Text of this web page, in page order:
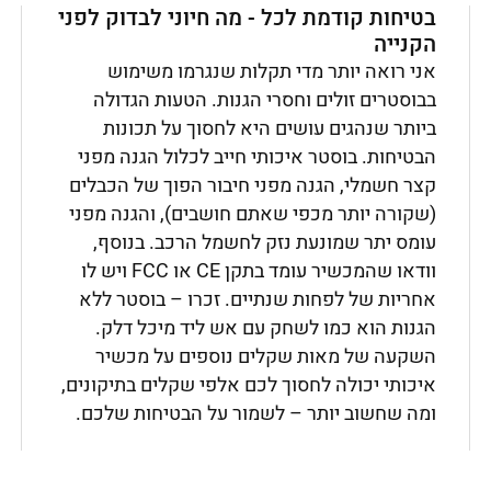
בטיחות קודמת לכל - מה חיוני לבדוק לפני
הקנייה
אני רואה יותר מדי תקלות שנגרמו משימוש
בבוסטרים זולים וחסרי הגנות. הטעות הגדולה
ביותר שנהגים עושים היא לחסוך על תכונות
הבטיחות. בוסטר איכותי חייב לכלול הגנה מפני
קצר חשמלי, הגנה מפני חיבור הפוך של הכבלים
(שקורה יותר מכפי שאתם חושבים), והגנה מפני
עומס יתר שמונעת נזק לחשמל הרכב. בנוסף,
וודאו שהמכשיר עומד בתקן CE או FCC ויש לו
אחריות של לפחות שנתיים. זכרו – בוסטר ללא
הגנות הוא כמו לשחק עם אש ליד מיכל דלק.
השקעה של מאות שקלים נוספים על מכשיר
איכותי יכולה לחסוך לכם אלפי שקלים בתיקונים,
ומה שחשוב יותר – לשמור על הבטיחות שלכם.